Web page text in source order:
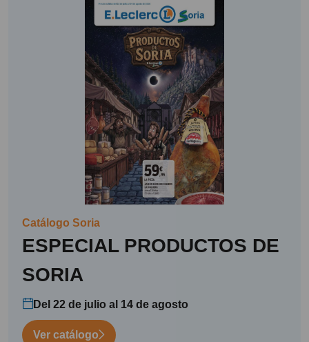
Catálogo Soria
ESPECIAL PRODUCTOS DE
SORIA
Del 22 de julio al 14 de agosto
Ver catálogo